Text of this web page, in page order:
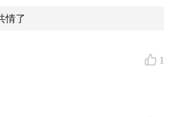
情了
1